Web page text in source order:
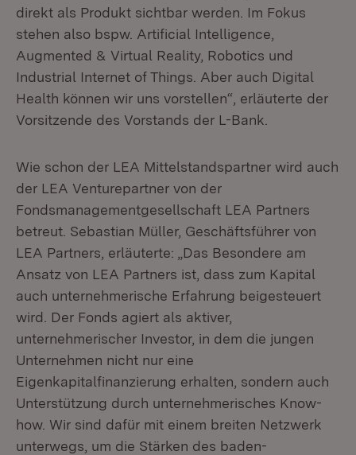
direkt als Produkt sichtbar werden. Im Fokus
stehen also bspw. Artificial Intelligence,
Augmented & Virtual Reality, Robotics und
Industrial Internet of Things. Aber auch Digital
Health können wir uns vorstellen“, erläuterte der
Vorsitzende des Vorstands der L-Bank.
Wie schon der LEA Mittelstandspartner wird auch
der LEA Venturepartner von der
Fondsmanagementgesellschaft LEA Partners
betreut. Sebastian Müller, Geschäftsführer von
LEA Partners, erläuterte: „Das Besondere am
Ansatz von LEA Partners ist, dass zum Kapital
auch unternehmerische Erfahrung beigesteuert
wird. Der Fonds agiert als aktiver,
unternehmerischer Investor, in dem die jungen
Unternehmen nicht nur eine
Eigenkapitalfinanzierung erhalten, sondern auch
Unterstützung durch unternehmerisches Know-
how. Wir sind dafür mit einem breiten Netzwerk
unterwegs, um die Stärken des baden-